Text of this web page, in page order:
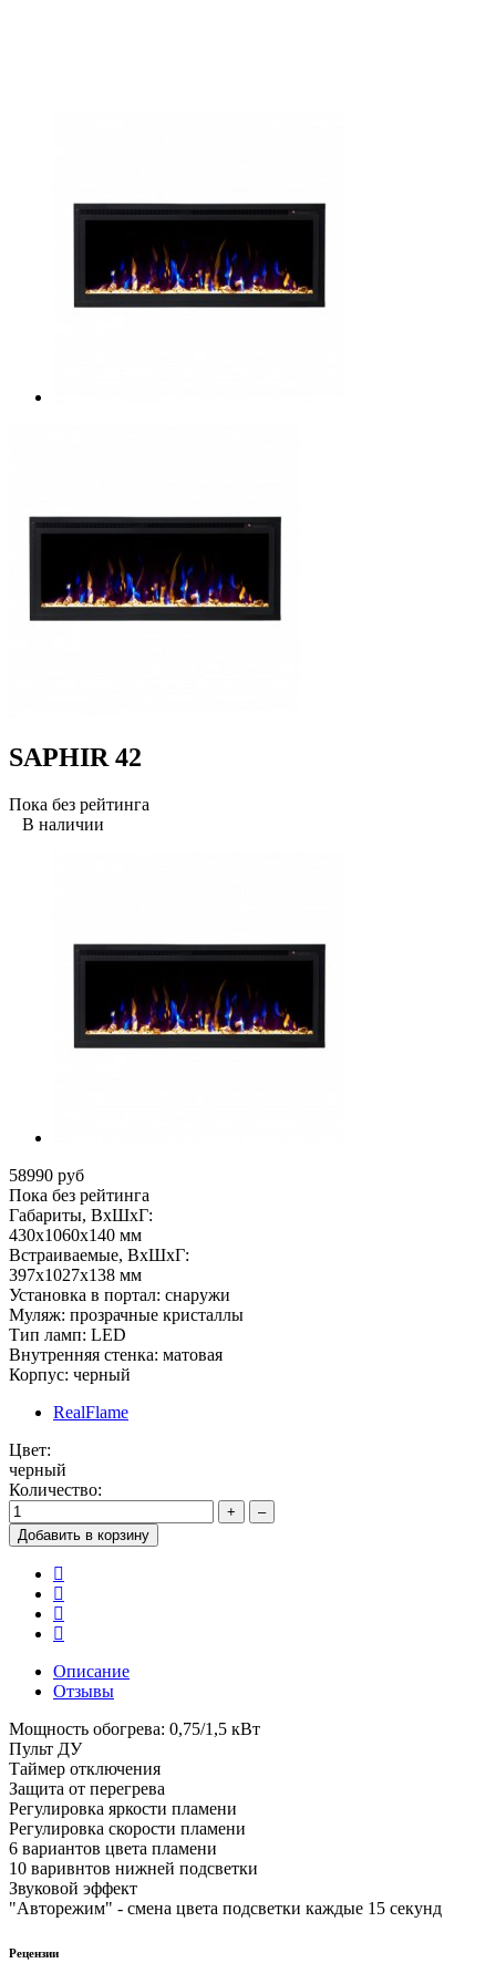
SAPHIR 42
Пока без рейтинга
В наличии
58990 руб
Пока без рейтинга
Габариты, ВхШхГ:
430х1060х140 мм
Встраиваемые, ВхШхГ:
397х1027х138 мм
Установка в портал: снаружи
Муляж: прозрачные кристаллы
Тип ламп: LED
Внутренняя стенка: матовая
Корпус: черный
RealFlame
Цвет:
черный
Количество:
+
–
Добавить в корзину
Описание
Отзывы
Мощность обогрева: 0,75/1,5 кВт
Пульт ДУ
Таймер отключения
Защита от перегрева
Регулировка яркости пламени
Регулировка скорости пламени
6 вариантов цвета пламени
10 варивнтов нижней подсветки
Звуковой эффект
"Авторежим" - смена цвета подсветки каждые 15 секунд
Рецензии